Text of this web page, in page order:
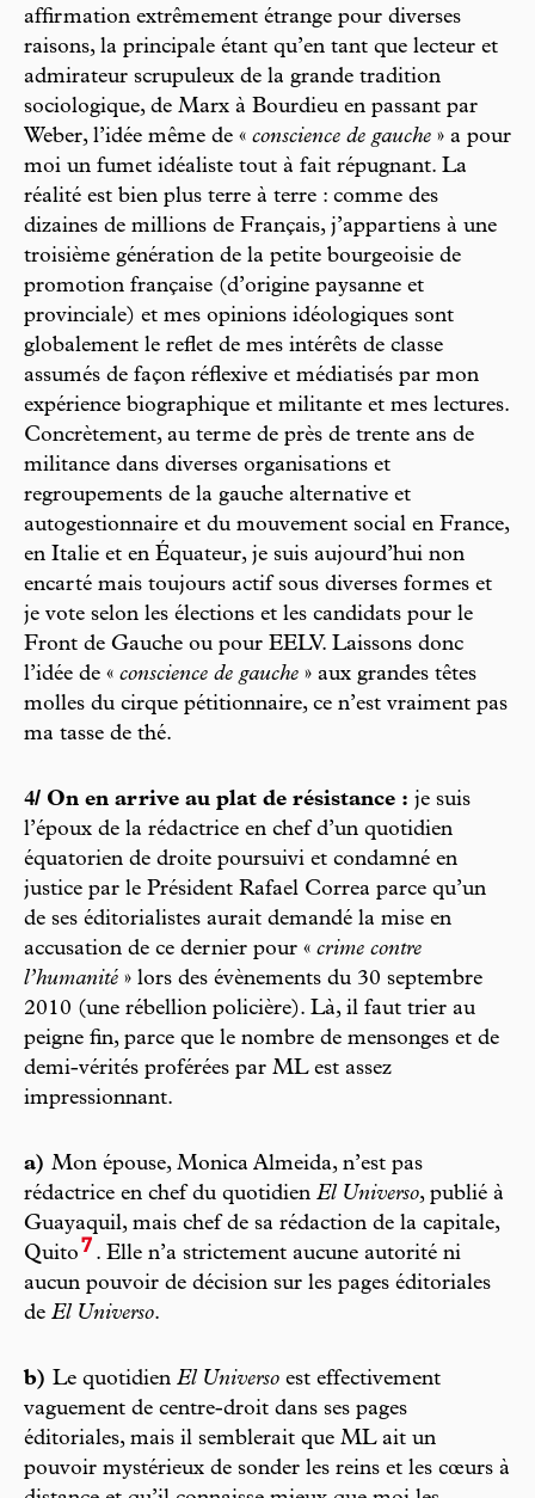
affirmation extrêmement étrange pour diverses
raisons, la principale étant qu’en tant que lecteur et
admirateur scrupuleux de la grande tradition
sociologique, de Marx à Bourdieu en passant par
Weber, l’idée même de « conscience de gauche » a pour
moi un fumet idéaliste tout à fait répugnant. La
réalité est bien plus terre à terre : comme des
dizaines de millions de Français, j’appartiens à une
troisième génération de la petite bourgeoisie de
promotion française (d’origine paysanne et
provinciale) et mes opinions idéologiques sont
globalement le reflet de mes intérêts de classe
assumés de façon réflexive et médiatisés par mon
expérience biographique et militante et mes lectures.
Concrètement, au terme de près de trente ans de
militance dans diverses organisations et
regroupements de la gauche alternative et
autogestionnaire et du mouvement social en France,
en Italie et en Équateur, je suis aujourd’hui non
encarté mais toujours actif sous diverses formes et
je vote selon les élections et les candidats pour le
Front de Gauche ou pour EELV. Laissons donc
l’idée de « conscience de gauche » aux grandes têtes
molles du cirque pétitionnaire, ce n’est vraiment pas
ma tasse de thé.
4/ On en arrive au plat de résistance : je suis
l’époux de la rédactrice en chef d’un quotidien
équatorien de droite poursuivi et condamné en
justice par le Président Rafael Correa parce qu’un
de ses éditorialistes aurait demandé la mise en
accusation de ce dernier pour « crime contre
l’humanité » lors des évènements du 30 septembre
2010 (une rébellion policière). Là, il faut trier au
peigne fin, parce que le nombre de mensonges et de
demi-vérités proférées par ML est assez
impressionnant.
a) Mon épouse, Monica Almeida, n’est pas
rédactrice en chef du quotidien El Universo, publié à
Guayaquil, mais chef de sa rédaction de la capitale,
Quito7 . Elle n’a strictement aucune autorité ni
aucun pouvoir de décision sur les pages éditoriales
de El Universo.
b) Le quotidien El Universo est effectivement
vaguement de centre-droit dans ses pages
éditoriales, mais il semblerait que ML ait un
pouvoir mystérieux de sonder les reins et les cœurs à